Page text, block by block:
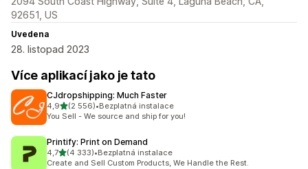
92651, US
Uvedena
28. listopad 2023
Více aplikací jako je tato
CJdropshipping: Much Faster
4,9z 5 hvězd
(2 556)
Celkový počet recenzí: 2556
•Bezplatná instalace
You Sell - We source and ship for you!
Printify: Print on Demand
4,7z 5 hvězd
(4 333)
Celkový počet recenzí: 4333
•Bezplatná instalace
Create and Sell Custom Products, We Handle the Rest.